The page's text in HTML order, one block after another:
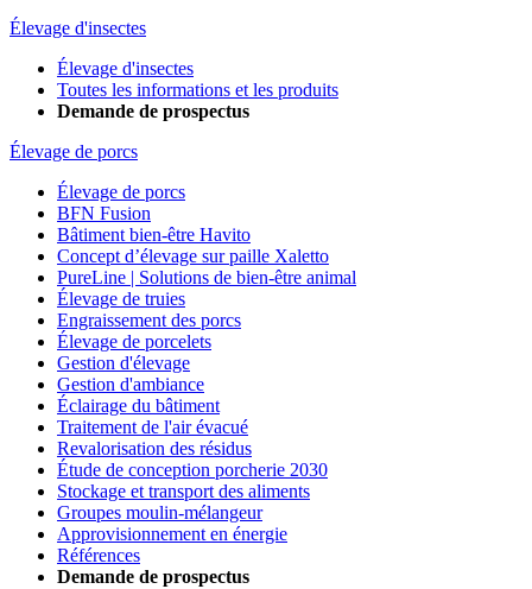
Élevage d'insectes
Élevage d'insectes
Toutes les informations et les produits
Demande de prospectus
Élevage de porcs
Élevage de porcs
BFN Fusion
Bâtiment bien-être Havito
Concept d’élevage sur paille Xaletto
PureLine | Solutions de bien-être animal
Élevage de truies
Engraissement des porcs
Élevage de porcelets
Gestion d'élevage
Gestion d'ambiance
Éclairage du bâtiment
Traitement de l'air évacué
Revalorisation des résidus
Étude de conception porcherie 2030
Stockage et transport des aliments
Groupes moulin-mélangeur
Approvisionnement en énergie
Références
Demande de prospectus